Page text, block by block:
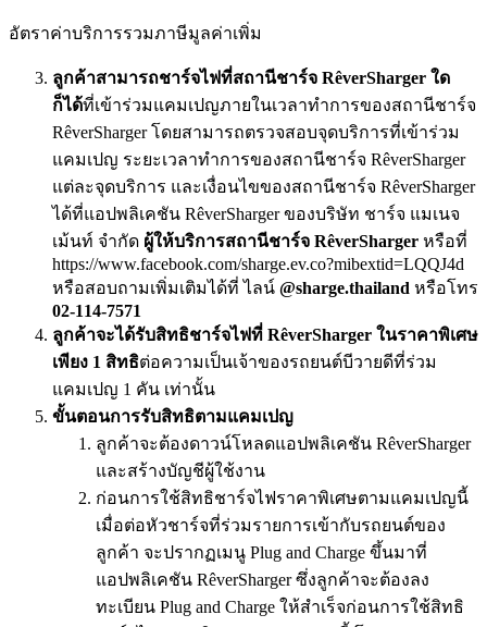
อัตราค่าบริการรวมภาษีมูลค่าเพิ่ม
ลูกค้าสามารถชาร์จไฟที่สถานีชาร์จ RêverSharger ใด
ก็ได้ที่เข้าร่วมแคมเปญภายในเวลาทำการของสถานีชาร์จ
RêverSharger โดยสามารถตรวจสอบจุดบริการที่เข้าร่วม
แคมเปญ ระยะเวลาทำการของสถานีชาร์จ RêverSharger
แต่ละจุดบริการ และเงื่อนไขของสถานีชาร์จ RêverSharger
ได้ที่แอปพลิเคชัน RêverSharger ของบริษัท ชาร์จ แมเนจ
เม้นท์ จํากัด ผู้ให้บริการสถานีชาร์จ RêverSharger หรือที่
https://www.facebook.com/sharge.ev.co?mibextid=LQQJ4d
หรือสอบถามเพิ่มเติมได้ที่ ไลน์ @sharge.thailand หรือโทร
02-114-7571
ลูกค้าจะได้รับสิทธิชาร์จไฟที่ RêverSharger ในราคาพิเศษ
เพียง 1 สิทธิต่อความเป็นเจ้าของรถยนต์บีวายดีที่ร่วม
แคมเปญ 1 คัน เท่านั้น
ขั้นตอนการรับสิทธิตามแคมเปญ
ลูกค้าจะต้องดาวน์โหลดแอปพลิเคชัน RêverSharger
และสร้างบัญชีผู้ใช้งาน
ก่อนการใช้สิทธิชาร์จไฟราคาพิเศษตามแคมเปญนี้
เมื่อต่อหัวชาร์จที่ร่วมรายการเข้ากับรถยนต์ของ
ลูกค้า จะปรากฏเมนู Plug and Charge ขึ้นมาที่
แอปพลิเคชัน RêverSharger ซึ่งลูกค้าจะต้องลง
ทะเบียน Plug and Charge ให้สำเร็จก่อนการใช้สิทธิ